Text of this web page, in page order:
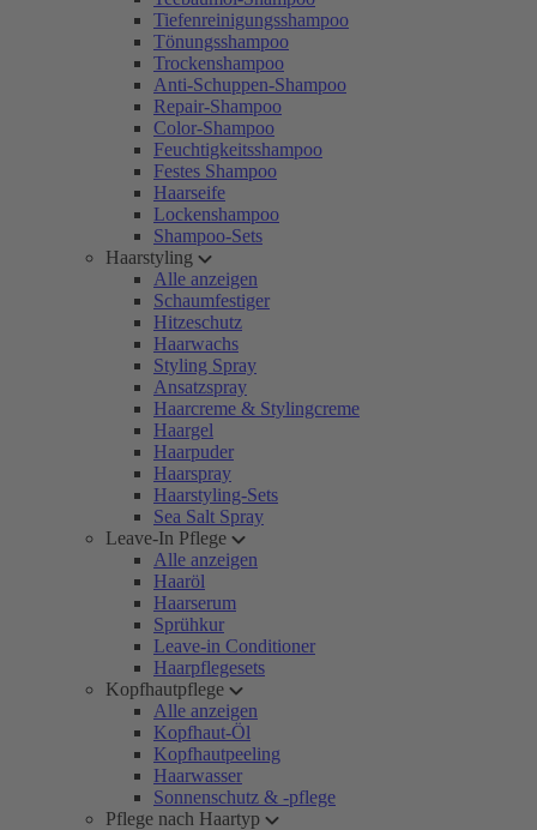
Tiefenreinigungsshampoo
Tönungsshampoo
Trockenshampoo
Anti-Schuppen-Shampoo
Repair-Shampoo
Color-Shampoo
Feuchtigkeitsshampoo
Festes Shampoo
Haarseife
Lockenshampoo
Shampoo-Sets
Haarstyling
Alle anzeigen
Schaumfestiger
Hitzeschutz
Haarwachs
Styling Spray
Ansatzspray
Haarcreme & Stylingcreme
Haargel
Haarpuder
Haarspray
Haarstyling-Sets
Sea Salt Spray
Leave-In Pflege
Alle anzeigen
Haaröl
Haarserum
Sprühkur
Leave-in Conditioner
Haarpflegesets
Kopfhautpflege
Alle anzeigen
Kopfhaut-Öl
Kopfhautpeeling
Haarwasser
Sonnenschutz & -pflege
Pflege nach Haartyp